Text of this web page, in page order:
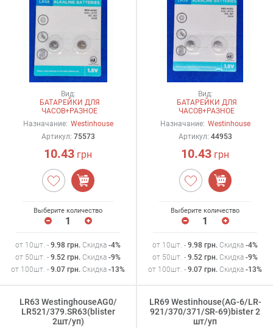
Вид:
БАТАРЕЙКИ ДЛЯ
ЧАСОВ+РАЗНОЕ
Назначание: Westinhouse
Артикул: 75573
10.43 грн
Выберите количество
от 10шт. - 9.98 грн. Скидка -4%
от 50шт. - 9.52 грн. Скидка -9%
от 100шт. - 9.07 грн. Скидка -13%
Вид:
БАТАРЕЙКИ ДЛЯ
ЧАСОВ+РАЗНОЕ
Назначание: Westinhouse
Артикул: 44953
10.43 грн
Выберите количество
от 10шт. - 9.98 грн. Скидка -4%
от 50шт. - 9.52 грн. Скидка -9%
от 100шт. - 9.07 грн. Скидка -13%
LR63 WestinghouseAG0/
LR521/379.SR63(blister
2шт/уп)
LR69 Westinhouse(AG-6/LR-
921/370/371/SR-69)bister 2
шт/уп